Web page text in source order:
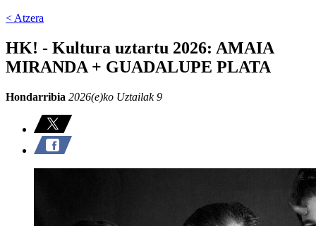
< Atzera
HK! - Kultura uztartu 2026: AMAIA
MIRANDA + GUADALUPE PLATA
Hondarribia 2026(e)ko Uztailak 9